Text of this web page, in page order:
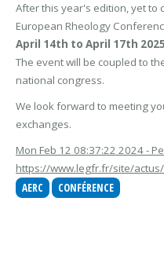
After this year's edition, yet to
European Rheology
April 14th to April 17th 2025
The event will be coupled to
national congress.
We look forward to meeting
exchanges.
Mon Feb 12 08:37:22 2024 -
https://www.legfr.fr/site/
AERC
CONFÉRENCE